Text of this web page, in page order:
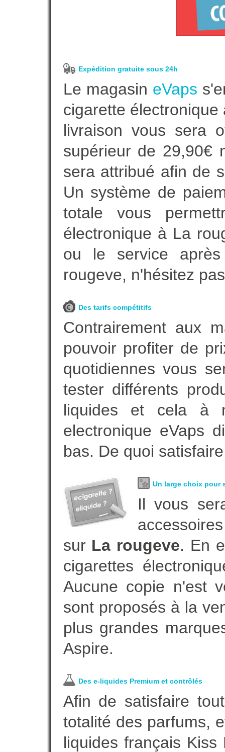
Expédition gratuite sous 24h
Le magasin eVaps
cigarette
livraison vous sera
supérieur de 29,90€
sera attribué afin de
Un système de
totale vous
électronique à La
ou le service
rougeve, n'hésitez
Des tarifs compétitifs
Contrairement aux
pouvoir profiter de
quotidiennes vous
tester différents
liquides et cela à
electronique eVaps
bas. De quoi
Un large choix pour
Il vous
sur La rougeve. En
cigarettes
Aucune copie n'est
sont proposés à la
plus grandes
Aspire.
Des e-liquides Premium et contrôlés
Afin de satisfaire
totalité des parfums,
liquides français